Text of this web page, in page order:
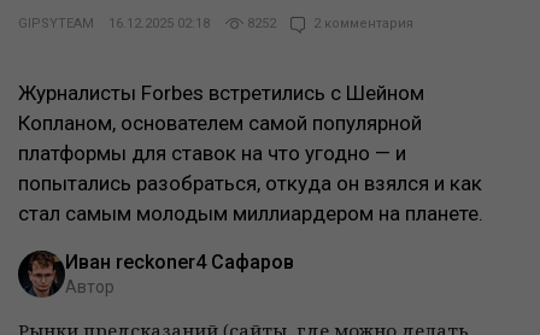
GIPSYTEAM 16.12.2025 02:18 8252 2 комментария
Журналисты Forbes встретились с Шейном
Копланом, основателем самой популярной
платформы для ставок на что угодно — и
попытались разобраться, откуда он взялся и как
стал самым молодым миллиардером на планете.
Иван reckoner4 Сафаров
Автор
Рынки предсказаний (сайты, где можно делать